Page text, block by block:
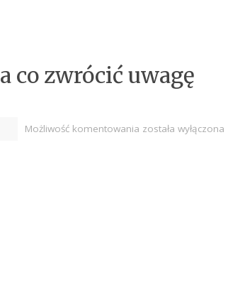
co zwrócić uwagę
Możliwość komentowania została wyłączona